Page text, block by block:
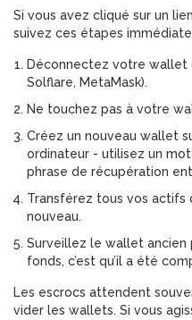
Si vous avez cliqué sur un
suivez ces étapes
Déconnectez votre wallet
Solflare, MetaMask).
Ne touchez pas à votre
Créez un nouveau wallet
ordinateur - utilisez un
phrase de récupération
Transférez tous vos actifs
nouveau.
Surveillez le wallet ancien
fonds, c’est qu’il a été
Les escrocs attendent
vider les wallets. Si vous